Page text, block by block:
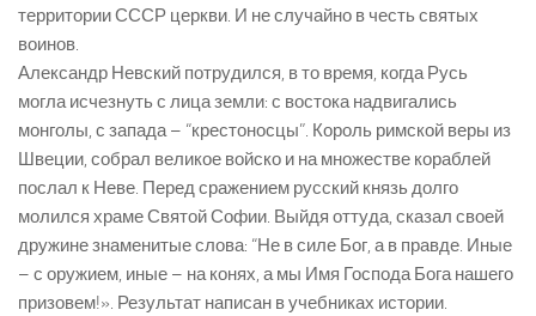
территории СССР церкви. И не случайно в честь святых
воинов.
Александр Невский потрудился, в то время, когда Русь
могла исчезнуть с лица земли: с востока надвигались
монголы, с запада – “крестоносцы”. Король римской веры из
Швеции, собрал великое войско и на множестве кораблей
послал к Неве. Перед сражением русский князь долго
молился храме Святой Софии. Выйдя оттуда, сказал своей
дружине знаменитые слова: “Не в силе Бог, а в правде. Иные
– с оружием, иные – на конях, а мы Имя Господа Бога нашего
призовем!». Результат написан в учебниках истории.